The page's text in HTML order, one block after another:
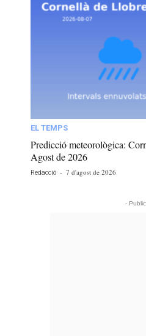
EL TEMPS
Predicció meteorològica:
Agost de 2026
Redacció - 7 d'agost de 2026
-